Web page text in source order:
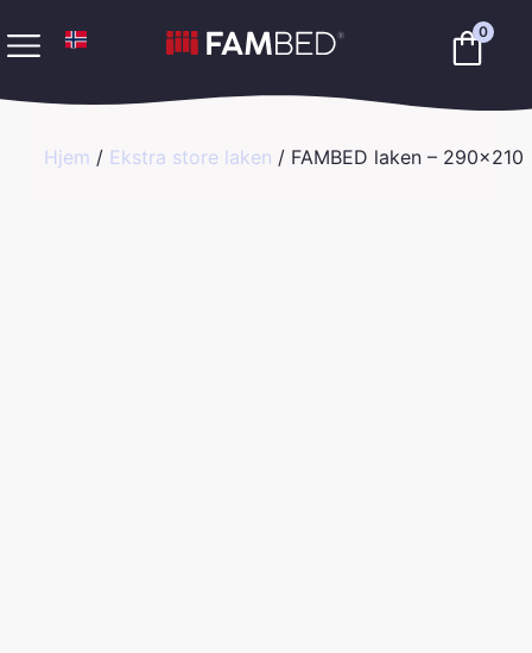
0
Hjem / Ekstra store laken / FAMBED laken – 290×210